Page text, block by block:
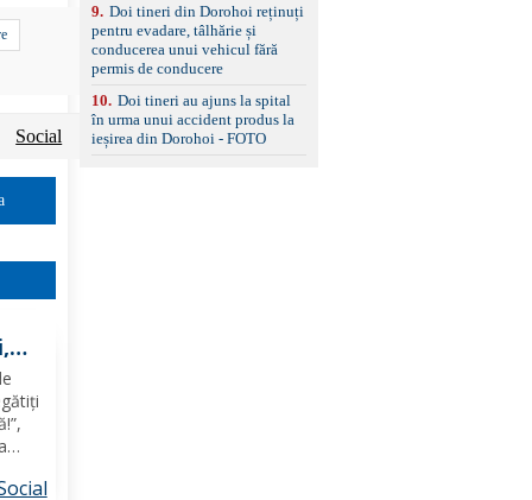
Social
9. Doi tineri din Dorohoi reținuți
pentru evadare, tâlhărie și
conducerea unui vehicul fără
permis de conducere
10. Doi tineri au ajuns la spital
în urma unui accident produs la
ieșirea din Dorohoi - FOTO